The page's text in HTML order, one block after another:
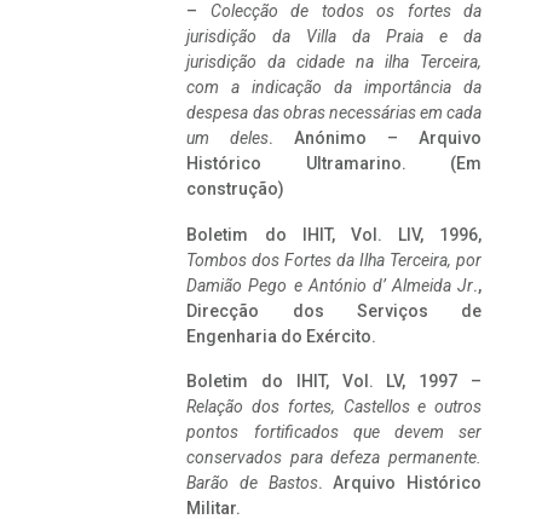
– Colecção de todos os fortes da
jurisdição da Villa da Praia e da
jurisdição da cidade na ilha Terceira,
com a indicação da importância da
despesa das obras necessárias em cada
um deles. Anónimo – Arquivo
Histórico Ultramarino. (Em
construção)
Boletim do IHIT, Vol. LIV, 1996,
Tombos dos Fortes da Ilha Terceira, por
Damião Pego e António d’ Almeida Jr.,
Direcção dos Serviços de
Engenharia do Exército.
Boletim do IHIT, Vol. LV, 1997 –
Relação dos fortes, Castellos e outros
pontos fortificados que devem ser
conservados para defeza permanente.
Barão de Bastos. Arquivo Histórico
Militar.